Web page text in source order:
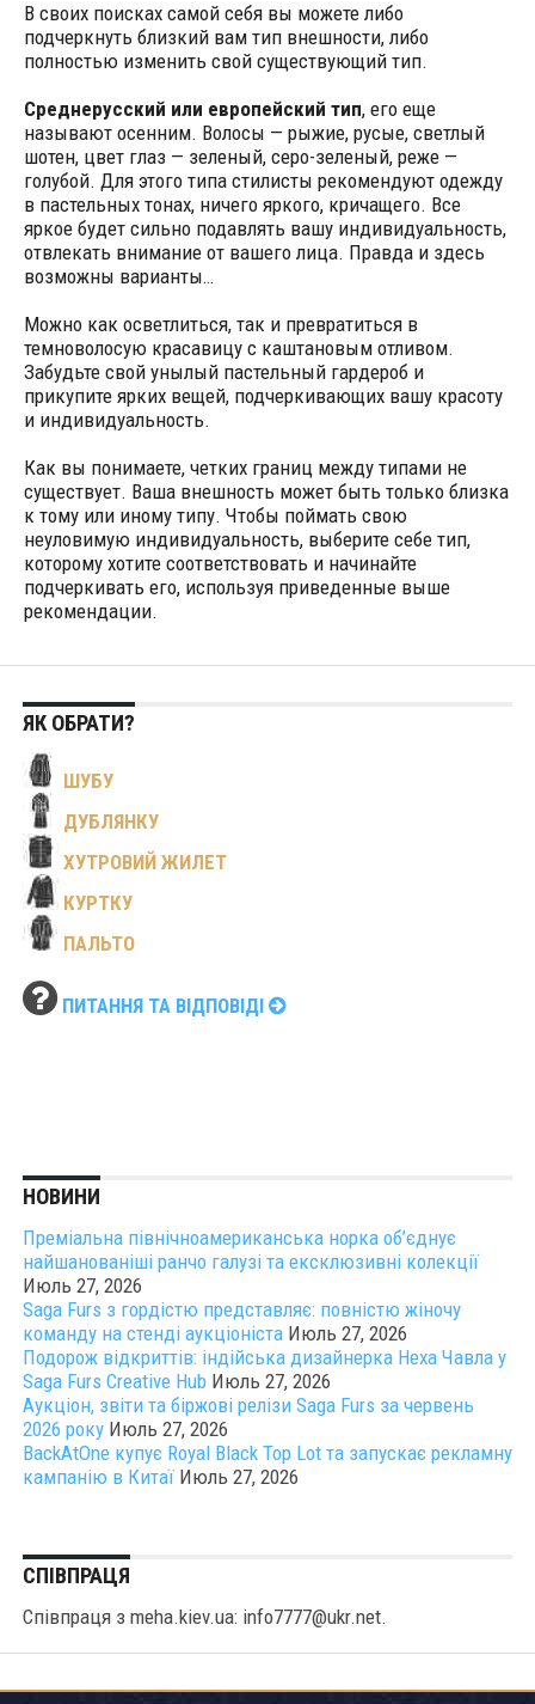
В своих поисках самой себя вы можете либо
подчеркнуть близкий вам тип внешности, либо
полностью изменить свой существующий тип.
Среднерусский или европейский тип, его еще
называют осенним. Волосы — рыжие, русые, светлый
шотен, цвет глаз — зеленый, серо-зеленый, реже —
голубой. Для этого типа стилисты рекомендуют одежду
в пастельных тонах, ничего яркого, кричащего. Все
яркое будет сильно подавлять вашу индивидуальность,
отвлекать внимание от вашего лица. Правда и здесь
возможны варианты…
Можно как осветлиться, так и превратиться в
темноволосую красавицу с каштановым отливом.
Забудьте свой унылый пастельный гардероб и
прикупите ярких вещей, подчеркивающих вашу красоту
и индивидуальность.
Как вы понимаете, четких границ между типами не
существует. Ваша внешность может быть только близка
к тому или иному типу. Чтобы поймать свою
неуловимую индивидуальность, выберите себе тип,
которому хотите соответствовать и начинайте
подчеркивать его, используя приведенные выше
рекомендации.
ЯК ОБРАТИ?
ШУБУ
ДУБЛЯНКУ
ХУТРОВИЙ ЖИЛЕТ
КУРТКУ
ПАЛЬТО
ПИТАННЯ ТА ВІДПОВІДІ
НОВИНИ
Преміальна північноамериканська норка об’єднує
найшанованіші ранчо галузі та ексклюзивні колекції
Июль 27, 2026
Saga Furs з гордістю представляє: повністю жіночу
команду на стенді аукціоніста Июль 27, 2026
Подорож відкриттів: індійська дизайнерка Неха Чавла у
Saga Furs Creative Hub Июль 27, 2026
Аукціон, звіти та біржові релізи Saga Furs за червень
2026 року Июль 27, 2026
BackAtOne купує Royal Black Top Lot та запускає рекламну
кампанію в Китаї Июль 27, 2026
СПІВПРАЦЯ
Співпраця з meha.kiev.ua: info7777@ukr.net.